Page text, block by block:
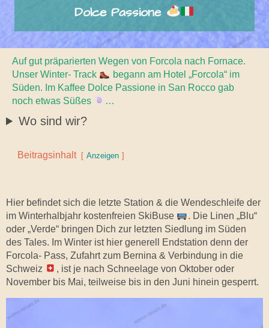
Dolce Passione
Auf gut präparierten Wegen von Forcola nach Fornace.
Unser Winter- Track
begann am Hotel „Forcola“ im
Süden. Im Kaffee Dolce Passione in San Rocco gab
noch etwas Süßes
…
Wo sind wir?
Beitragsinhalt Anzeigen
Hier befindet sich die letzte Station & die Wendeschleife der
im Winterhalbjahr kostenfreien SkiBuse
. Die Linen „Blu“
oder „Verde“ bringen Dich zur letzten Siedlung im Süden
des Tales. Im Winter ist hier generell Endstation denn der
Forcola- Pass, Zufahrt zum Bernina & Verbindung in die
Schweiz
, ist je nach Schneelage von Oktober oder
November bis Mai, teilweise bis in den Juni hinein gesperrt.